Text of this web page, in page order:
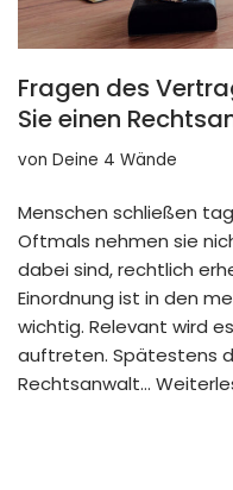
Fragen des
Sie einen
von Deine 4 Wände
Menschen schließen
Oftmals nehmen sie
dabei sind, rechtlich
Einordnung ist in den
wichtig. Relevant wird
auftreten. Spätestens
Rechtsanwalt…